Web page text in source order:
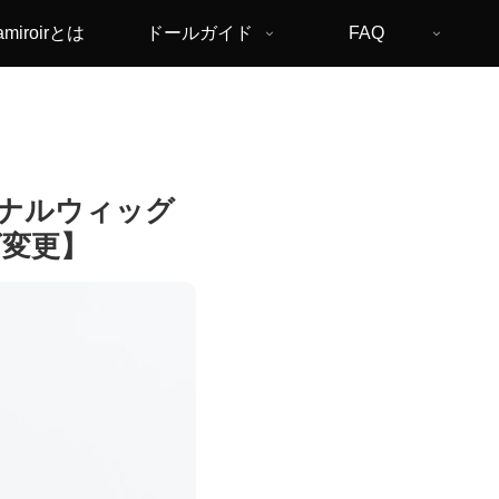
とは ドールガイド FAQ
ルウィッグ
更】